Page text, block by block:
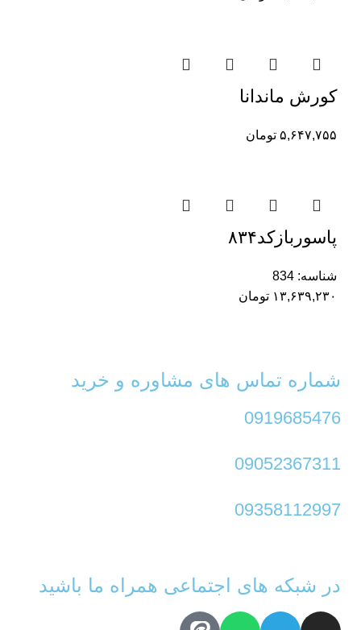
کورش ماندانا
۵,۶۴۷,۷۵۵ تومان
پاسوربازکد۸۳۴
شناسه: 834
۱۳,۶۳۹,۲۳۰ تومان
شماره تماس های مشاوره و خرید
0919685476
09052367311
09358112997
در شبکه های اجتماعی همراه ما باشید